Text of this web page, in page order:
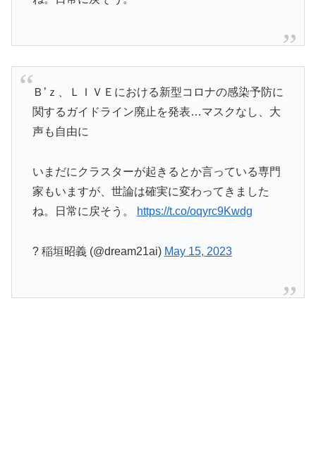
Ｂ’ｚ、ＬＩＶＥにおける新型コロナの感染予防に
関するガイドライン廃止を発表…マスクなし、大
声も自由に
いまだにクラスターが起きるとか言っている専門
家もいますが、世論は確実に変わってきました
ね。日常に戻そう。
https://t.co/oqyrc9Kwdg
? 稲垣昭義 (@dream21ai) May 15, 2023